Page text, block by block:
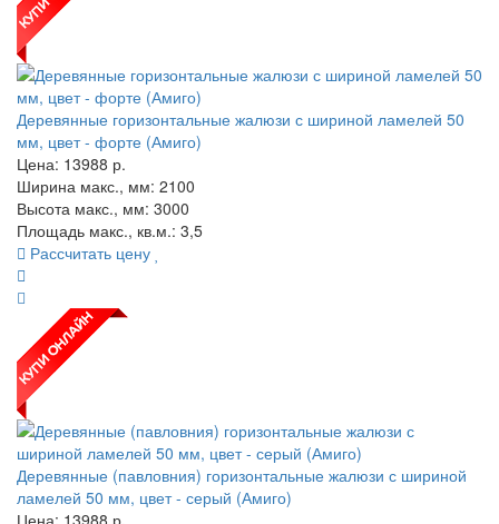
Деревянные горизонтальные жалюзи с шириной ламелей 50
мм, цвет - форте (Амиго)
Цена: 13988 р.
Ширина макс., мм: 2100
Высота макс., мм: 3000
Площадь макс., кв.м.: 3,5
Рассчитать цену
Деревянные (павловния) горизонтальные жалюзи с шириной
ламелей 50 мм, цвет - серый (Амиго)
Цена: 13988 р.